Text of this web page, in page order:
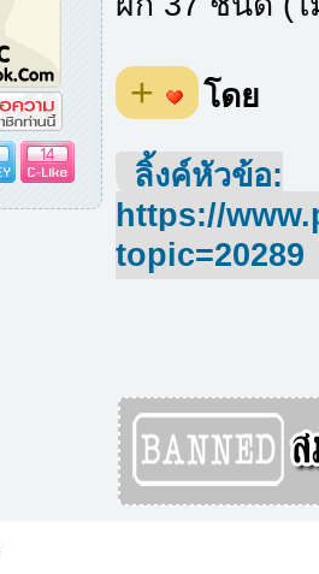
14
+ โดย
ลิ้งค์หัวข้อ:
https://
topic=20289